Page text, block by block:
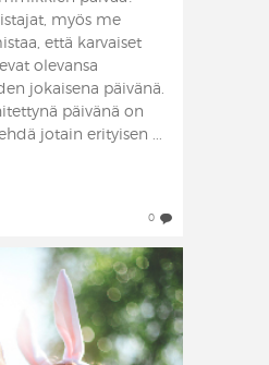
myös me
että karvaiset
olevansa
jokaisena päivänä.
päivänä on
jotain erityisen ...
0